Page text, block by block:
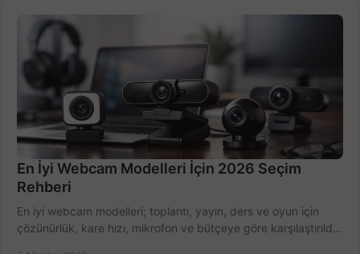
En İyi Webcam Modelleri İçin 2026 Seçim
Rehberi
En iyi webcam modelleri; toplantı, yayın, ders ve oyun için
çözünürlük, kare hızı, mikrofon ve bütçeye göre karşılaştırıldı.